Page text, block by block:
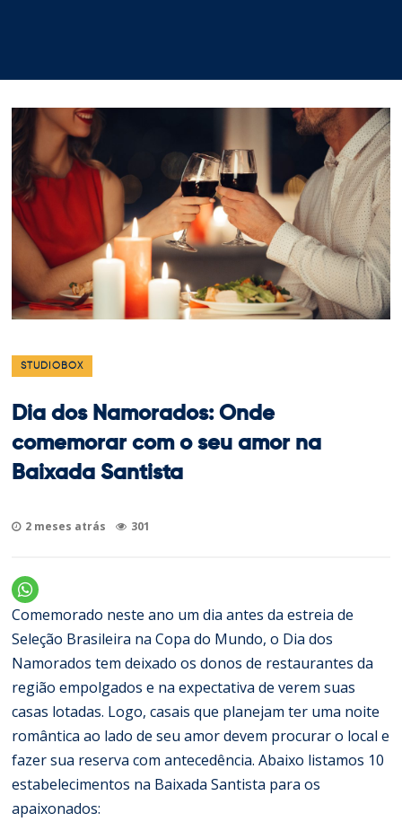
STUDIOBOX
Dia dos Namorados: Onde
comemorar com o seu amor na
Baixada Santista
2 meses atrás 301
Comemorado neste ano um dia antes da estreia de
Seleção Brasileira na Copa do Mundo, o Dia dos
Namorados tem deixado os donos de restaurantes da
região empolgados e na expectativa de verem suas
casas lotadas. Logo, casais que planejam ter uma noite
romântica ao lado de seu amor devem procurar o local e
fazer sua reserva com antecedência. Abaixo listamos 10
estabelecimentos na Baixada Santista para os
apaixonados: